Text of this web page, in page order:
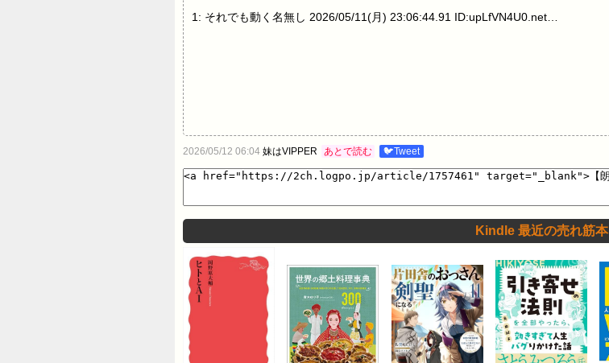
1: それでも動く名無し 2026/05/11(月) 23:06:44.91 ID:upLfVN4U0.net…
2026/05/12 06:04 妹はVIPPER あとで読む 🐦Tweet
Kindle 最近の売れ筋本